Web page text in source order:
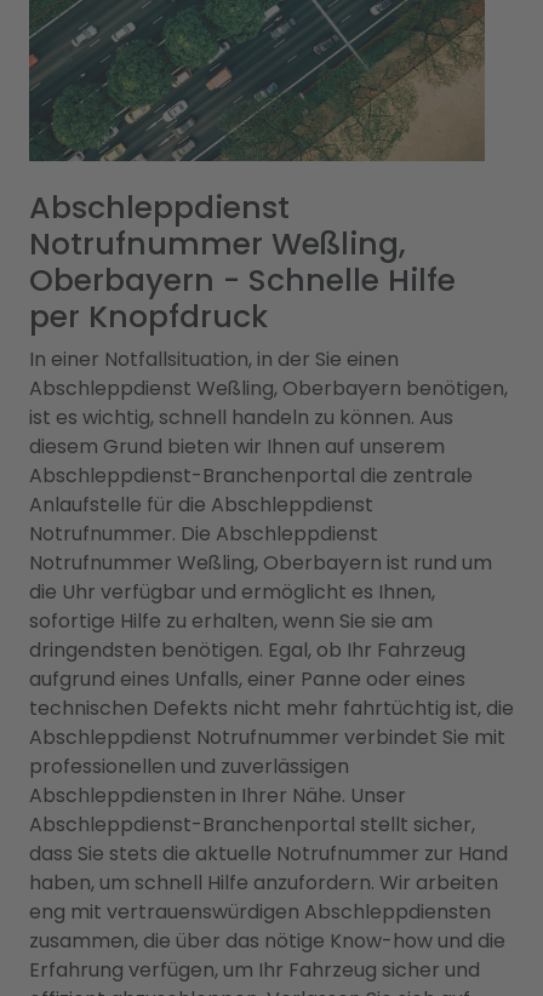
Abschleppdienst
Notrufnummer Weßling,
Oberbayern - Schnelle Hilfe
per Knopfdruck
In einer Notfallsituation, in der Sie einen
Abschleppdienst Weßling, Oberbayern benötigen,
ist es wichtig, schnell handeln zu können. Aus
diesem Grund bieten wir Ihnen auf unserem
Abschleppdienst-Branchenportal die zentrale
Anlaufstelle für die Abschleppdienst
Notrufnummer. Die Abschleppdienst
Notrufnummer Weßling, Oberbayern ist rund um
die Uhr verfügbar und ermöglicht es Ihnen,
sofortige Hilfe zu erhalten, wenn Sie sie am
dringendsten benötigen. Egal, ob Ihr Fahrzeug
aufgrund eines Unfalls, einer Panne oder eines
technischen Defekts nicht mehr fahrtüchtig ist, die
Abschleppdienst Notrufnummer verbindet Sie mit
professionellen und zuverlässigen
Abschleppdiensten in Ihrer Nähe. Unser
Abschleppdienst-Branchenportal stellt sicher,
dass Sie stets die aktuelle Notrufnummer zur Hand
haben, um schnell Hilfe anzufordern. Wir arbeiten
eng mit vertrauenswürdigen Abschleppdiensten
zusammen, die über das nötige Know-how und die
Erfahrung verfügen, um Ihr Fahrzeug sicher und